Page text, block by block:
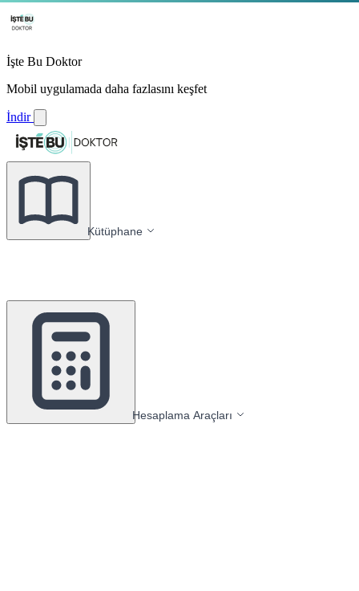
İşte Bu Doktor
Mobil uygulamada daha fazlasını keşfet
İndir
Kütüphane
Hesaplama Araçları